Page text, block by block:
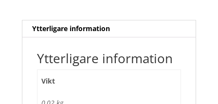
Ytterligare information
Ytterligare information
Vikt